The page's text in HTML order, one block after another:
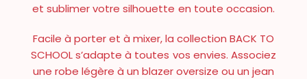
et sublimer votre silhouette en toute occasion.
Facile à porter et à mixer, la collection BACK TO
SCHOOL s’adapte à toutes vos envies. Associez
une robe légère à un blazer oversize ou un jean